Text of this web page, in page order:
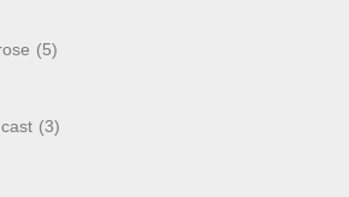
(5)
(3)